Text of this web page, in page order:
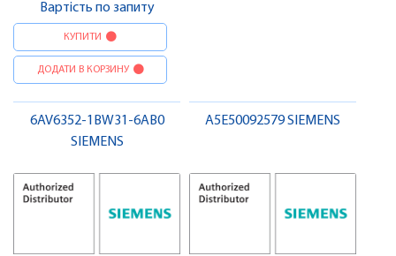
Вартість по запиту
КУПИТИ
ДОДАТИ В КОРЗИНУ
6AV6352-1BW31-6AB0
SIEMENS
A5E50092579 SIEMENS